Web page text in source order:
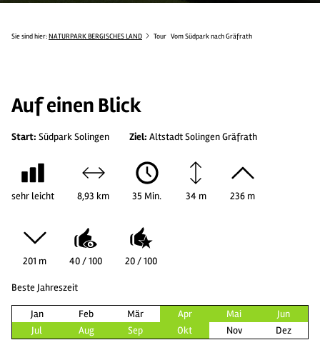
Sie sind hier:NATURPARK BERGISCHES LAND Tour Vom Südpark nach Gräfrath
Auf einen Blick
Start: Südpark Solingen Ziel: Altstadt Solingen Gräfrath
sehr leicht 8,93 km 35 Min. 34 m 236 m
201 m 40 / 100 20 / 100
Beste Jahreszeit
Jan Feb Mär Apr Mai
Jun
Jul
Aug Sep Okt Nov Dez